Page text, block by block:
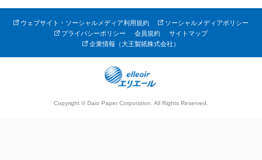
ウェブサイト・ソーシャルメディア利用規約
ソーシャルメディアポリシー
プライバシーポリシー
会員規約
サイトマップ
企業情報（大王製紙株式会社）
Copyright © Daio Paper Corporation. All Rights Reserved.